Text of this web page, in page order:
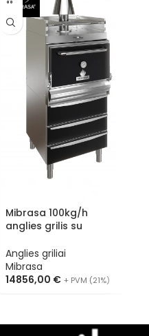
Mibrasa 100kg/h
anglies grilis su
šildymo lentyna HMB
HOT SB 110
Anglies griliai
Mibrasa
14856,00 € + PVM (21%)